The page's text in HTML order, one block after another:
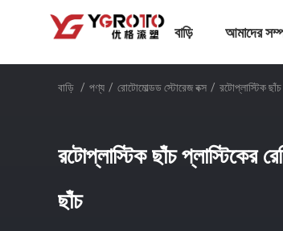
বাড়ি আমাদের
বাড়ি / পণ্য / রোটোমোল্ডড স্টোরেজ বক্স / রটোপ্লাস্টিক ছাঁচ
রটোপ্লাস্টিক ছাঁচ প্লাস্টিকের
ছাঁচ